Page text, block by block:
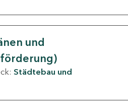
und
Städtebau und